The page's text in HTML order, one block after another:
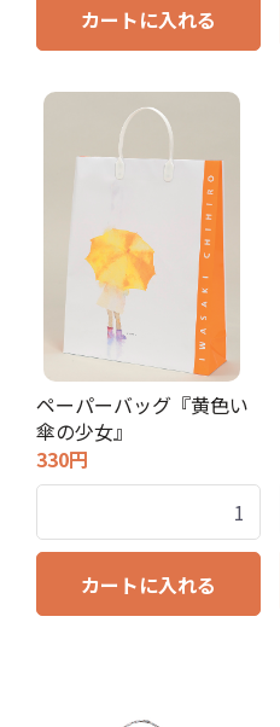
カートに入れる
ペーパーバッグ『黄色い
傘の少女』
330円
カートに入れる